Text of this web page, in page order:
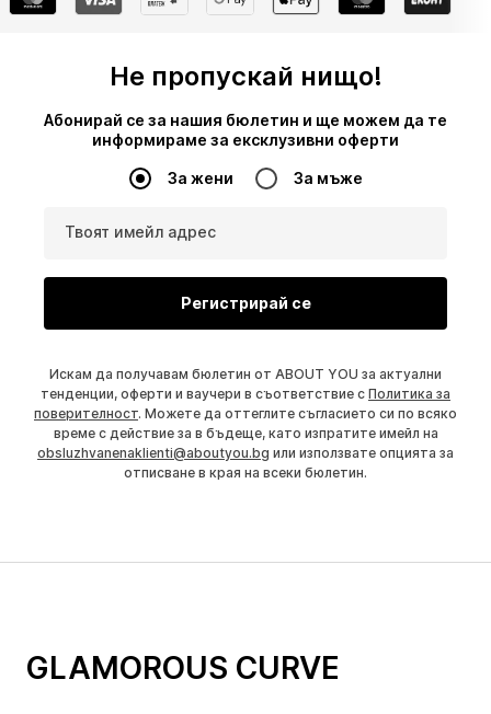
Не пропускай нищо!
Абонирай се за нашия бюлетин и ще можем да те
информираме за ексклузивни оферти
За жени За мъже
Твоят имейл адрес
Регистрирай се
Искам да получавам бюлетин от ABOUT YOU за актуални
тенденции, оферти и ваучери в съответствие с Политика за
поверителност. Можете да оттеглите съгласието си по всяко
време с действие за в бъдеще, като изпратите имейл на
obsluzhvanenaklienti@aboutyou.bg или използвате опцията за
отписване в края на всеки бюлетин.
GLAMOROUS CURVE